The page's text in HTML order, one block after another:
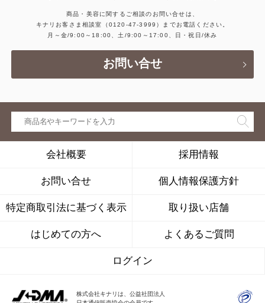
商品・美容に関するご相談のお問い合せは、
キナリお客さま相談室
（0120-47-3999）
までお電話ください。
月～金/9:00～18:00、土/9:00～17:00、日・祝日/休み
お問い合せ
会社概要 採用情報
お問い合せ 個人情報保護方針
特定商取引法に基づく表示 取り扱い店舗
はじめての方へ よくあるご質問
ログイン
株式会社キナリは、公益社団法人